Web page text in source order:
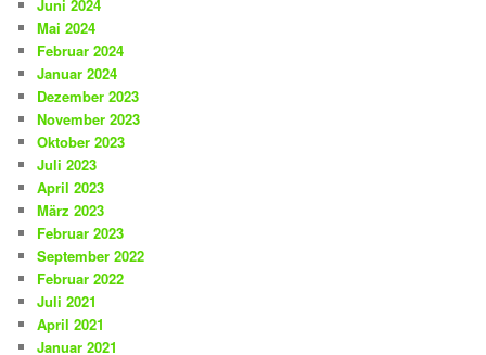
Juni 2024
Mai 2024
Februar 2024
Januar 2024
Dezember 2023
November 2023
Oktober 2023
Juli 2023
April 2023
März 2023
Februar 2023
September 2022
Februar 2022
Juli 2021
April 2021
Januar 2021